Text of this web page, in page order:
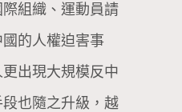
組織、運動員請
的人權迫害事
出現大規模反中
也隨之升級，越